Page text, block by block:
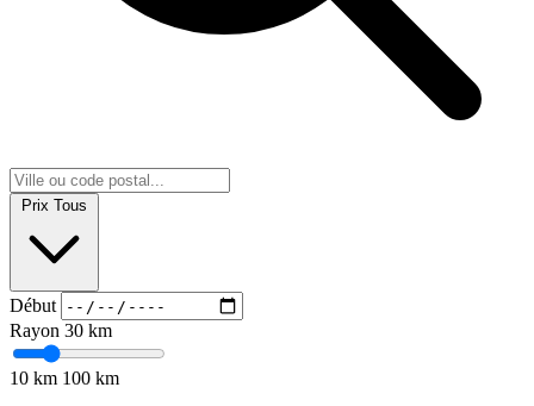
Prix Tous
Début
Rayon 30 km
10 km 100 km